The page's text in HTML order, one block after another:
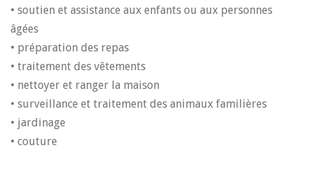
• soutien et assistance aux enfants ou aux personnes
âgées
• préparation des repas
• traitement des vêtements
• nettoyer et ranger la maison
• surveillance et traitement des animaux familières
• jardinage
• couture